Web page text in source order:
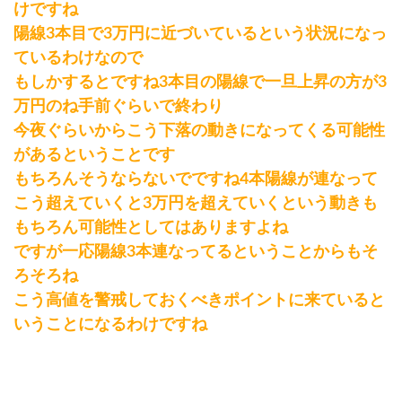
けですね
陽線3本目で3万円に近づいているという状況になっ
ているわけなので
もしかするとですね3本目の陽線で一旦上昇の方が3
万円のね手前ぐらいで終わり
今夜ぐらいからこう下落の動きになってくる可能性
があるということです
もちろんそうならないでですね4本陽線が連なって
こう超えていくと3万円を超えていくという動きも
もちろん可能性としてはありますよね
ですが一応陽線3本連なってるということからもそ
ろそろね
こう高値を警戒しておくべきポイントに来ていると
いうことになるわけですね